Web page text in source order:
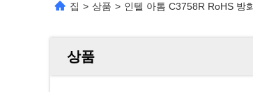
집 > 상품 > 인텔 아톰 C3758R RoHS 방
상품